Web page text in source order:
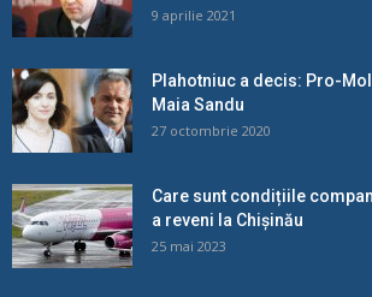
9 aprilie 2021
Plahotniuc a decis: Pro-
Maia Sandu
27 octombrie 2020
Care sunt condițiile
a reveni la Chișinău
25 mai 2023